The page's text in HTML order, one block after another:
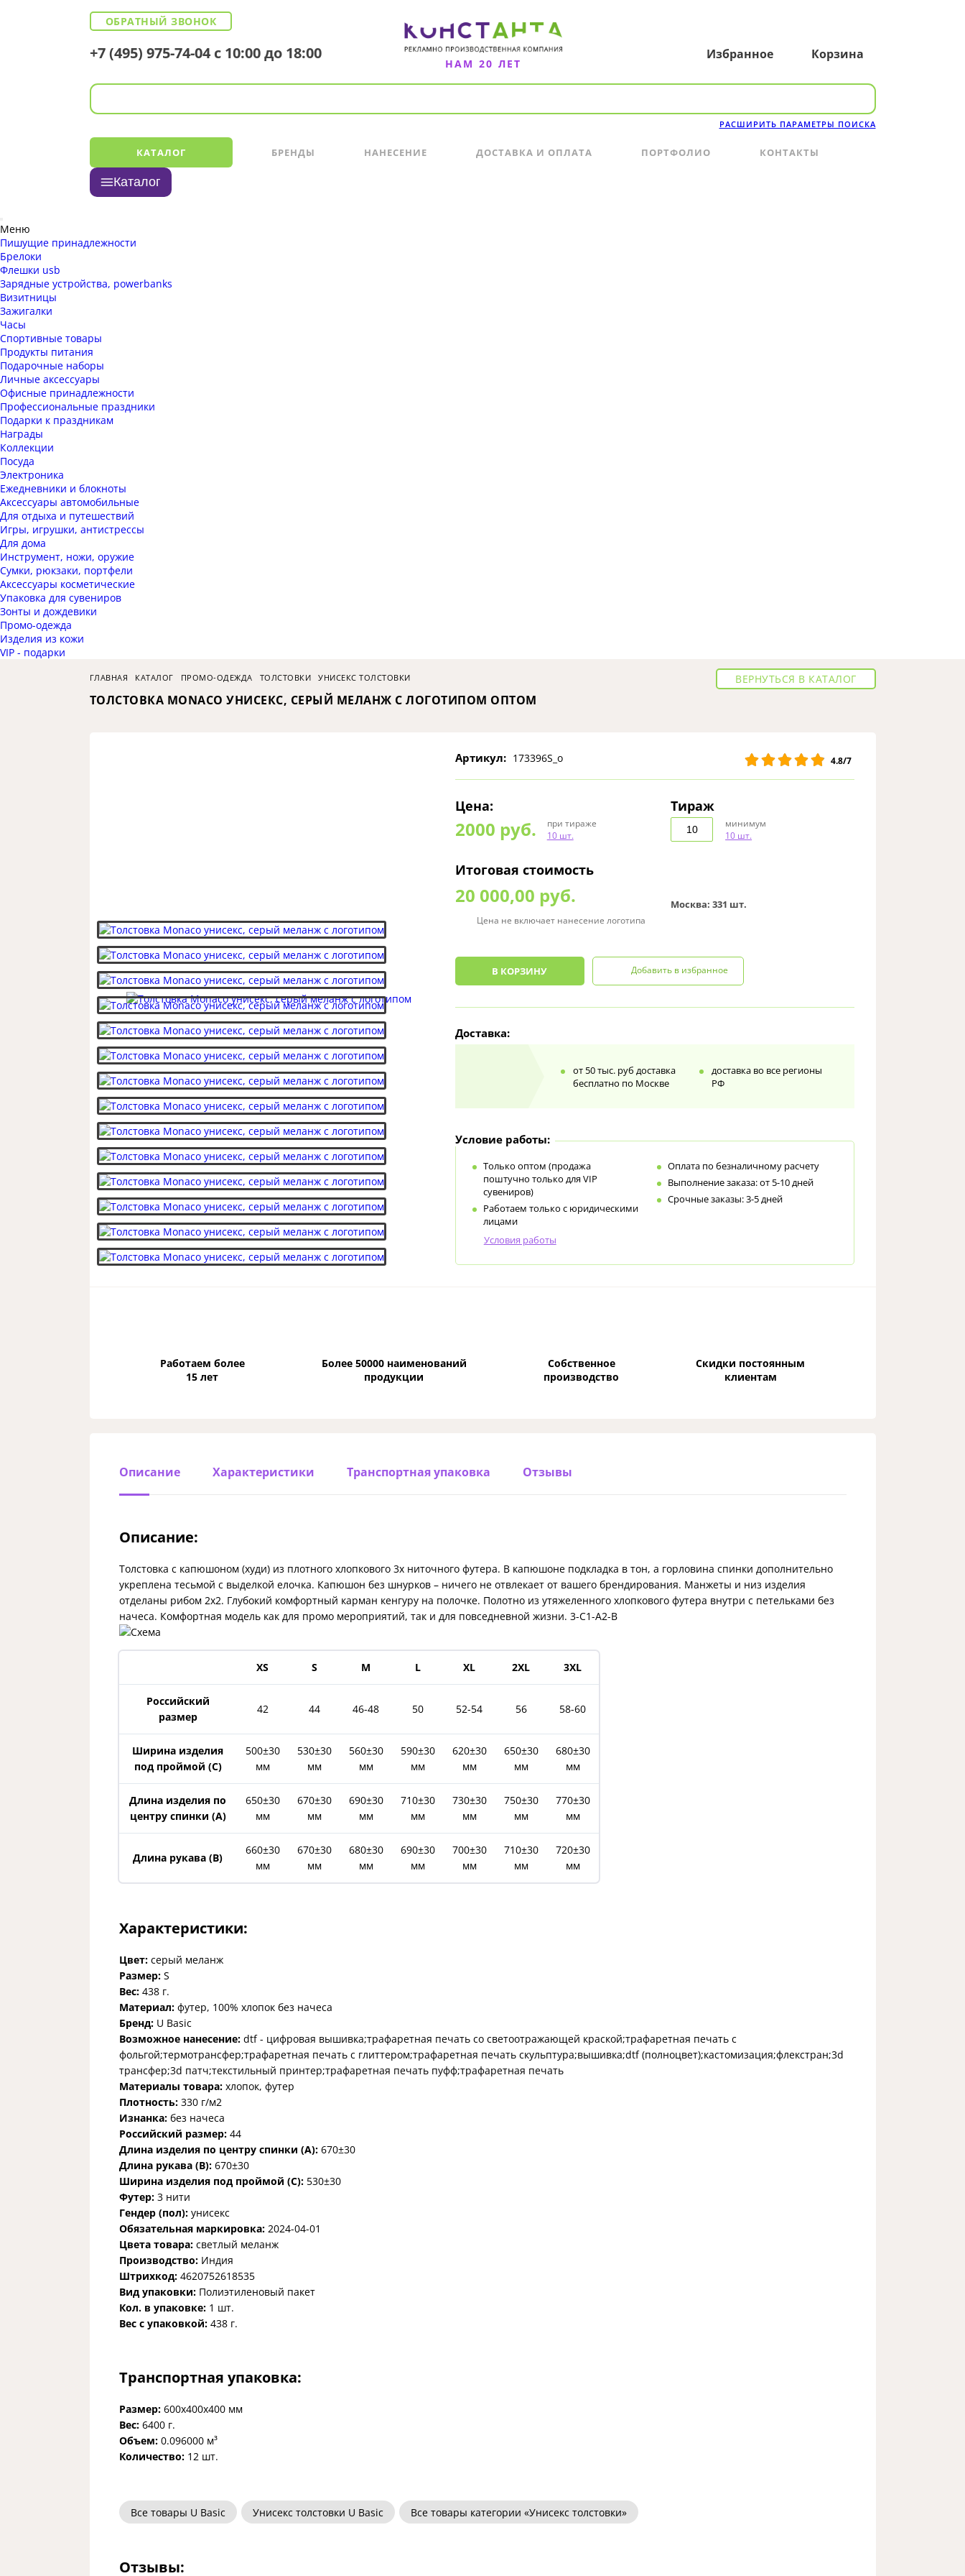
НАМ 20 ЛЕТ
ОБРАТНЫЙ ЗВОНОК
+7 (495) 975-74-04с 10:00 до 18:00 Избранное Корзина
РАСШИРИТЬ ПАРАМЕТРЫ ПОИСКА
КАТАЛОГ
Каталог
БРЕНДЫ НАНЕСЕНИЕ ДОСТАВКА И ОПЛАТА ПОРТФОЛИО КОНТАКТЫ
Меню
Пишущие принадлежности
Брелоки
Флешки usb
Зарядные устройства, powerbanks
Визитницы
Зажигалки
Часы
Спортивные товары
Продукты питания
Подарочные наборы
Личные аксессуары
Офисные принадлежности
Профессиональные праздники
Подарки к праздникам
Награды
Коллекции
Посуда
Электроника
Ежедневники и блокноты
Аксессуары автомобильные
Для отдыха и путешествий
Игры, игрушки, антистрессы
Для дома
Инструмент, ножи, оружие
Сумки, рюкзаки, портфели
Аксессуары косметические
Упаковка для сувениров
Зонты и дождевики
Промо-одежда
Изделия из кожи
VIP - подарки
ГЛАВНАЯ КАТАЛОГ ПРОМО-ОДЕЖДА ТОЛСТОВКИ УНИСЕКС ТОЛСТОВКИ ВЕРНУТЬСЯ В КАТАЛОГ
ТОЛСТОВКА MONACO УНИСЕКС, СЕРЫЙ МЕЛАНЖ С ЛОГОТИПОМ ОПТОМ
Артикул: 173396S_o 4.8/7
Цена:
2000 руб.
при тираже
10 шт.
Итоговая стоимость
20 000,00 руб.
Цена не включает нанесение логотипа
Тираж
минимум
10 шт.
Москва:331 шт.
В КОРЗИНУ Добавить в избранное
Доставка:
от 50 тыс. руб доставка
бесплатно по Москве
доставка во все регионы
РФ
Условие работы:
Только оптом (продажа
поштучно только для VIP
сувениров)
Работаем только с юридическими
лицами
Оплата по безналичному расчету
Выполнение заказа: от 5-10 дней
Срочные заказы: 3-5 дней
Условия работы
Работаем более
15 лет
Более 50000 наименований
продукции
Собственное
производство
Скидки постоянным
клиентам
Описание Характеристики Транспортная упаковка Отзывы
Описание:
Толстовка с капюшоном (худи) из плотного хлопкового 3х ниточного футера. В капюшоне подкладка в тон, а горловина спинки дополнительно
укреплена тесьмой с выделкой елочка. Капюшон без шнурков – ничего не отвлекает от вашего брендирования. Манжеты и низ изделия
отделаны рибом 2х2. Глубокий комфортный карман кенгуру на полочке. Полотно из утяжеленного хлопкового футера внутри с петельками без
начеса. Комфортная модель как для промо мероприятий, так и для повседневной жизни. 3-C1-A2-B
XS S M L XL 2XL 3XL
Российский
размер
42 44 46-48 50 52-54 56 58-60
Ширина изделия
под проймой (С)
500±30
мм
530±30
мм
560±30
мм
590±30
мм
620±30
мм
650±30
мм
680±30
мм
Длина изделия по
центру спинки (A)
650±30
мм
670±30
мм
690±30
мм
710±30
мм
730±30
мм
750±30
мм
770±30
мм
Длина рукава (B)
660±30
мм
670±30
мм
680±30
мм
690±30
мм
700±30
мм
710±30
мм
720±30
мм
Характеристики:
Цвет: серый меланж
Размер: S
Вес: 438 г.
Материал:футер, 100% хлопок без начеса
Бренд:U Basic
Возможное нанесение: dtf - цифровая вышивка;трафаретная печать со светоотражающей краской;трафаретная печать с
фольгой;термотрансфер;трафаретная печать с глиттером;трафаретная печать скульптура;вышивка;dtf (полноцвет);кастомизация;флекстран;3d
трансфер;3d патч;текстильный принтер;трафаретная печать пуфф;трафаретная печать
Материалы товара: хлопок, футер
Плотность: 330 г/м2
Изнанка: без начеса
Российский размер: 44
Длина изделия по центру спинки (A): 670±30
Длина рукава (B): 670±30
Ширина изделия под проймой (С): 530±30
Футер: 3 нити
Гендер (пол): унисекс
Обязательная маркировка: 2024-04-01
Цвета товара: светлый меланж
Производство: Индия
Штрихкод: 4620752618535
Вид упаковки: Полиэтиленовый пакет
Кол. в упаковке: 1 шт.
Вес с упаковкой: 438 г.
Транспортная упаковка:
Размер: 600x400x400 мм
Вес: 6400 г.
Объем: 0.096000 м³
Количество: 12 шт.
Все товары U Basic Унисекс толстовки U Basic Все товары категории «Унисекс толстовки»
Отзывы: